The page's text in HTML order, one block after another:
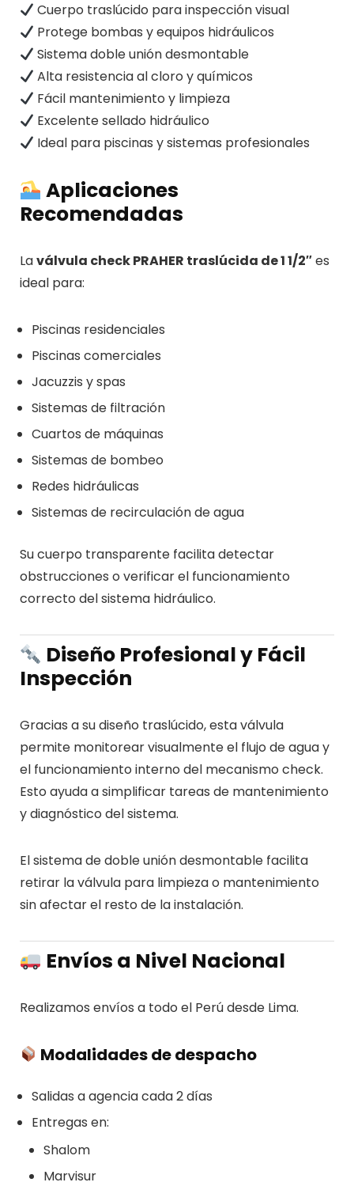
Cuerpo traslúcido para inspección visual
Protege bombas y equipos hidráulicos
Sistema doble unión desmontable
Alta resistencia al cloro y químicos
Fácil mantenimiento y limpieza
Excelente sellado hidráulico
Ideal para piscinas y sistemas profesionales
Aplicaciones
Recomendadas
Laválvula check PRAHER traslúcida de 1 1/2″es
ideal para:
Piscinas residenciales
Piscinas comerciales
Jacuzzis y spas
Sistemas de filtración
Cuartos de máquinas
Sistemas de bombeo
Redes hidráulicas
Sistemas de recirculación de agua
Su cuerpo transparente facilita detectar
obstrucciones o verificar el funcionamiento
correcto del sistema hidráulico.
Diseño Profesional y Fácil
Inspección
Gracias a su diseño traslúcido, esta válvula
permite monitorear visualmente el flujo de agua y
el funcionamiento interno del mecanismo check.
Esto ayuda a simplificar tareas de mantenimiento
y diagnóstico del sistema.
El sistema de doble unión desmontable facilita
retirar la válvula para limpieza o mantenimiento
sin afectar el resto de la instalación.
Envíos a Nivel Nacional
Realizamos envíos a todo el Perú desde Lima.
Modalidades de despacho
Salidas a agencia cada 2 días
Entregas en:
Shalom
Marvisur